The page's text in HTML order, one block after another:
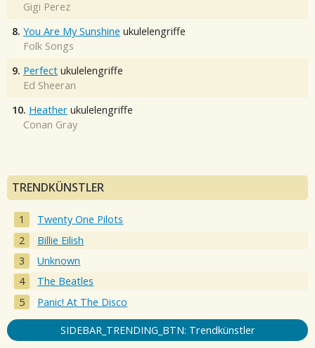
Gigi Perez
8. You Are My Sunshine ukulelengriffe
Folk Songs
9. Perfect ukulelengriffe
Ed Sheeran
10. Heather ukulelengriffe
Conan Gray
TRENDKÜNSTLER
Twenty One Pilots
Billie Eilish
Unknown
The Beatles
Panic! At The Disco
SIDEBAR_TRENDING_BTN: Trendkünstler